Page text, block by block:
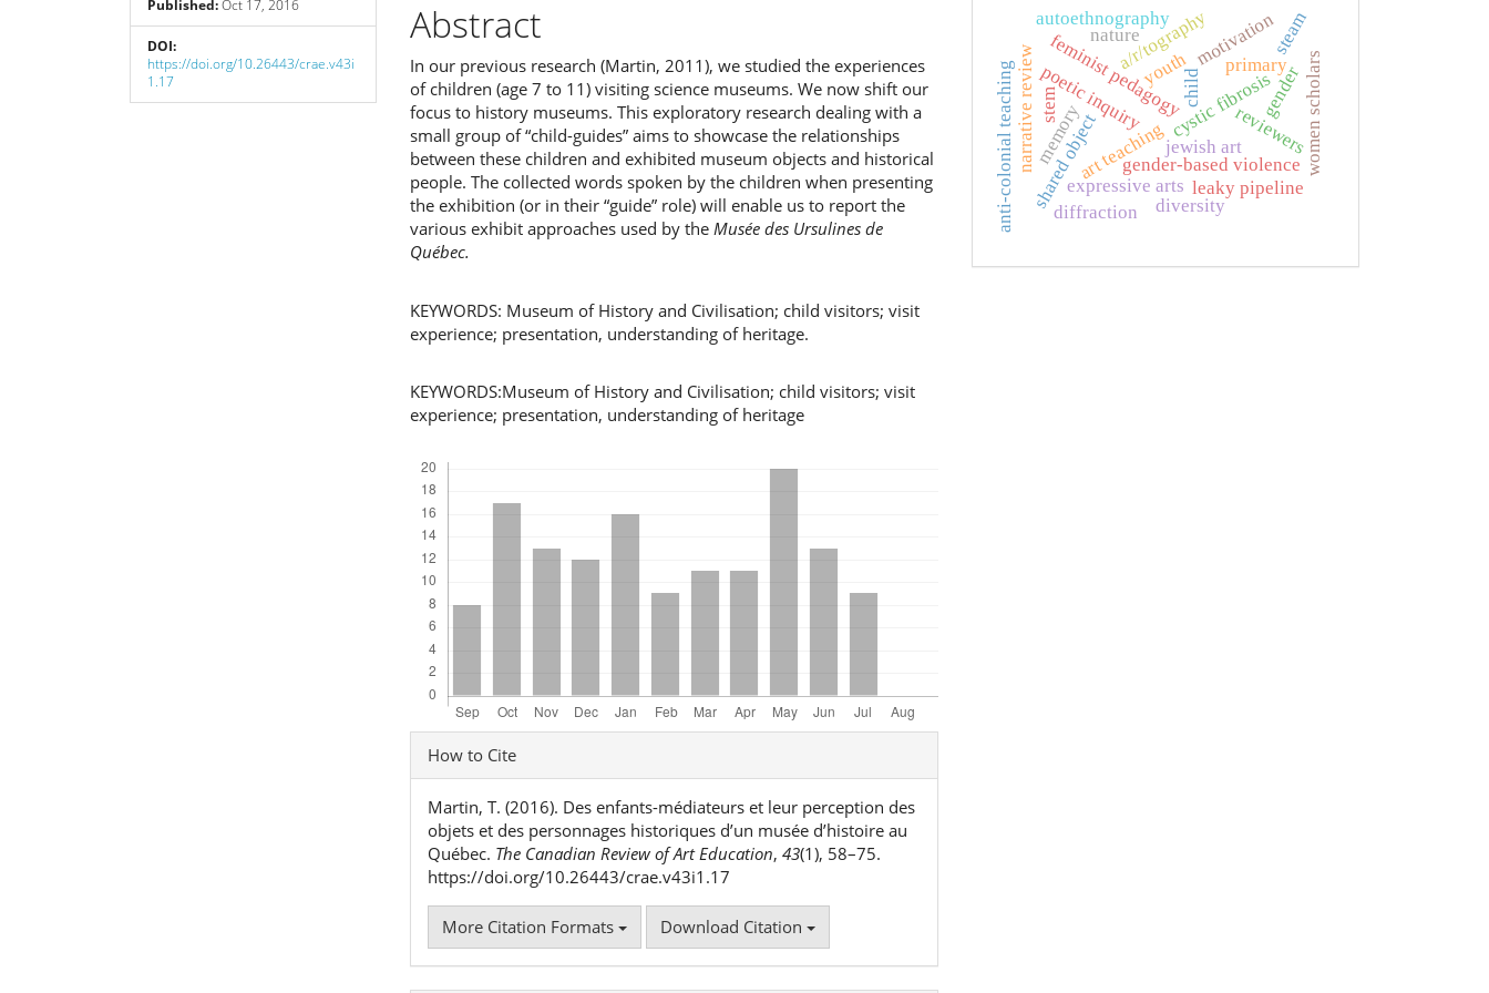
Published:Oct 17, 2016
DOI:
https://doi.org/10.26443/crae.v43i
1.17
Content
Abstract
In our previous research (Martin, 2011), we studied the experiences
of children (age 7 to 11) visiting science museums. We now shift our
focus to history museums. This exploratory research dealing with a
small group of “child-guides” aims to showcase the relationships
between these children and exhibited museum objects and historical
people. The collected words spoken by the children when presenting
the exhibition (or in their “guide” role) will enable us to report the
various exhibit approaches used by theMusée des Ursulines de
Québec.
KEYWORDS: Museum of History and Civilisation; child visitors; visit
experience; presentation, understanding of heritage.
KEYWORDS:Museum of History and Civilisation; child visitors; visit
experience; presentation, understanding of heritage
Article
Details
How to Cite
Martin, T. (2016). Des enfants-médiateurs et leur perception des
objets et des personnages historiques d’un musée d’histoire au
Québec. The Canadian Review of Art Education,43(1), 58–75.
https://doi.org/10.26443/crae.v43i1.17
More Citation Formats Download Citation
poetic inquiry cystic fibrosis
art teachinggender-based violence
feminist pedagogy
youthchild
narrative review
expressive arts
primary
shared object reviewers
anti-colonial teaching diffraction
a/r/tography
women scholars
autoethnography motivation
jewish art
diversity
nature
gender
leaky pipeline
steam
stem
memory